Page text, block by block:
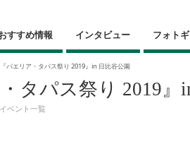
すすめ情報 インタビュー フォト
パエリア・タパス祭り 2019』in 日比谷公園
タパス祭り 2019』
ベント一覧